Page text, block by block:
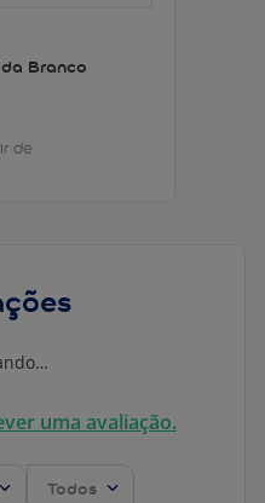
Branco
de
uma avaliação.
Todos